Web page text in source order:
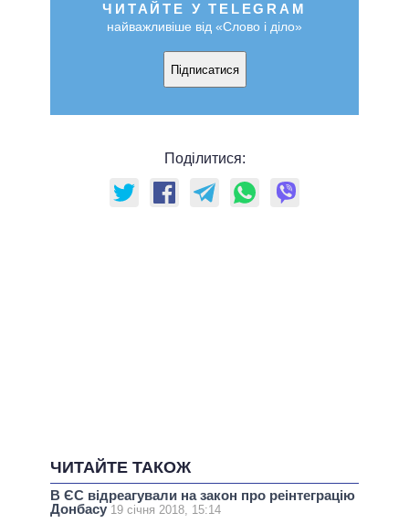
ЧИТАЙТЕ У TELEGRAM
найважливіше від «Слово і діло»
Підписатися
Поділитися:
ЧИТАЙТЕ ТАКОЖ
В ЄС відреагували на закон про реінтеграцію
Донбасу 19 січня 2018, 15:14